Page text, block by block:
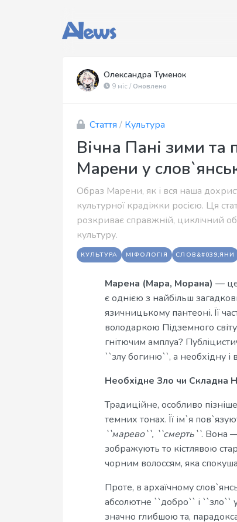
Олександра Туменок
9 міс / Оновлено
Стаття / Культура
Вічна Пані зими та
Марени у
Образ Марени, як і вся наша
культурної крадіжки росією. Ця
розкриває справжній, циклічний
культуру.
КУЛЬТУРА МІФОЛОГІЯ СЛОВ&#039;ЯНИ
Марена (Мара, Морана) — це
є однією з найбільш
язичницькому пантеоні. Її
володаркою Підземного
гнітючим амплуа?
``злу богиню``, а необхідну і
Необхідне Зло чи Складна
Традиційне, особливо
темних тонах. Її ім`я
``марево``, ``смерть``. Вона —
зображують то кістлявою
чорним волоссям, яка
Проте, в архаїчному
абсолютне ``добро`` і ``зло``
значно глибшою та,